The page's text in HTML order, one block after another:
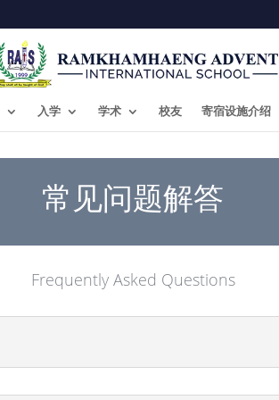
入学 学术 校友 寄宿设施介绍
常见问题解答
Frequently Asked Questions